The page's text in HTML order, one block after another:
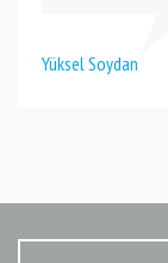
Yüksel Soydan